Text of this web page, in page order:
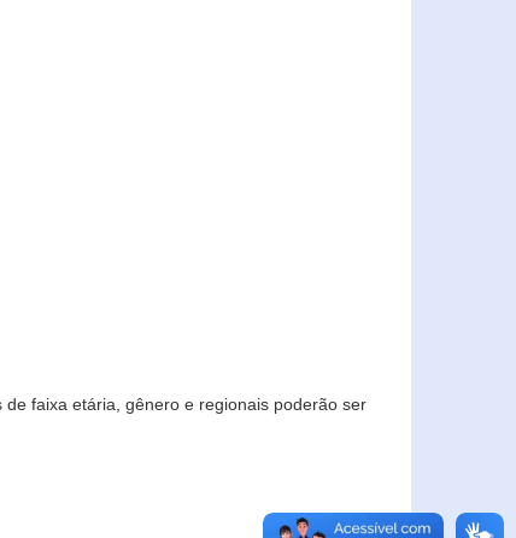
faixa etária, gênero e regionais poderão ser